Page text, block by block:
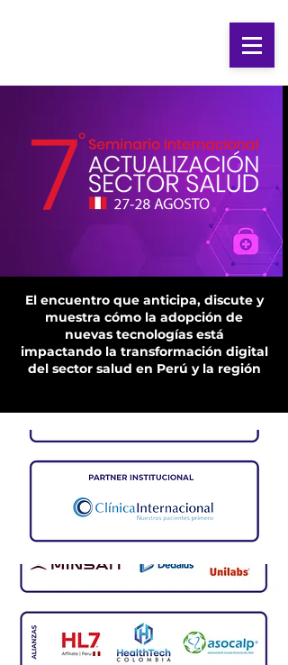
El encuentro que anticipa, discute y
muestra cómo la adopción de
nuevas tecnologías está
impactando la transformación digital
del sector salud en Perú y la región